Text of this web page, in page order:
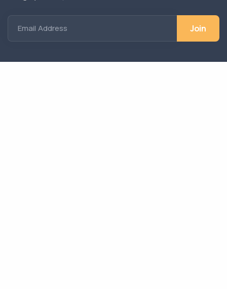
Email Address